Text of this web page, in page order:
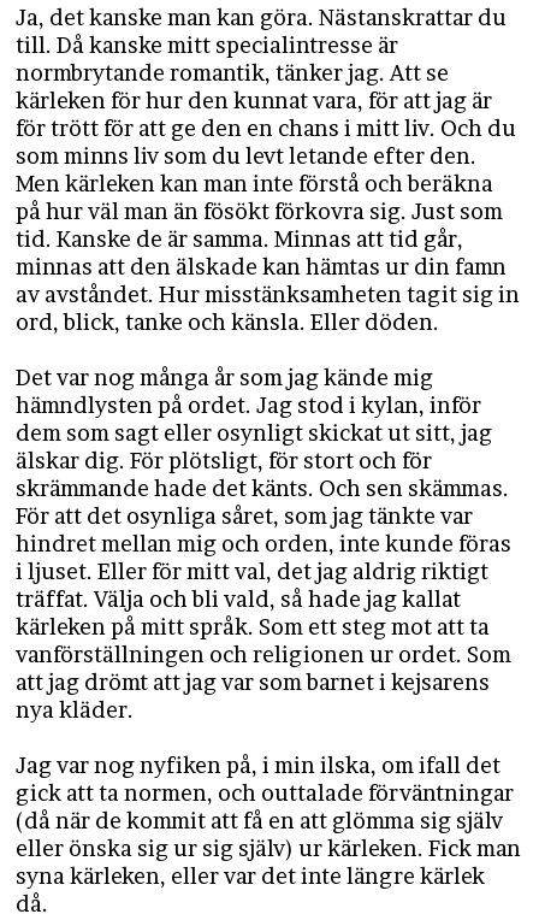
Ja, det kanske man kan göra. Nästanskrattar du
till. Då kanske mitt specialintresse är
normbrytande romantik, tänker jag. Att se
kärleken för hur den kunnat vara, för att jag är
för trött för att ge den en chans i mitt liv. Och du
som minns liv som du levt letande efter den.
Men kärleken kan man inte förstå och beräkna
på hur väl man än fösökt förkovra sig. Just som
tid. Kanske de är samma. Minnas att tid går,
minnas att den älskade kan hämtas ur din famn
av avståndet. Hur misstänksamheten tagit sig in
ord, blick, tanke och känsla. Eller döden.
Det var nog många år som jag kände mig
hämndlysten på ordet. Jag stod i kylan, inför
dem som sagt eller osynligt skickat ut sitt, jag
älskar dig. För plötsligt, för stort och för
skrämmande hade det känts. Och sen skämmas.
För att det osynliga såret, som jag tänkte var
hindret mellan mig och orden, inte kunde föras
i ljuset. Eller för mitt val, det jag aldrig riktigt
träffat. Välja och bli vald, så hade jag kallat
kärleken på mitt språk. Som ett steg mot att ta
vanförställningen och religionen ur ordet. Som
att jag drömt att jag var som barnet i kejsarens
nya kläder.
Jag var nog nyfiken på, i min ilska, om ifall det
gick att ta normen, och outtalade förväntningar
(då när de kommit att få en att glömma sig själv
eller önska sig ur sig själv) ur kärleken. Fick man
syna kärleken, eller var det inte längre kärlek
då.